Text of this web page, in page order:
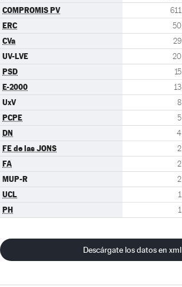
COMPROMIS PV 611
ERC 50
CVa 29
UV-LVE 20
PSD 15
E-2000 13
UxV 8
PCPE 5
DN 4
FE de las JONS 2
FA 2
MUP-R 2
UCL 1
PH 1
Descárgate los datos en xml